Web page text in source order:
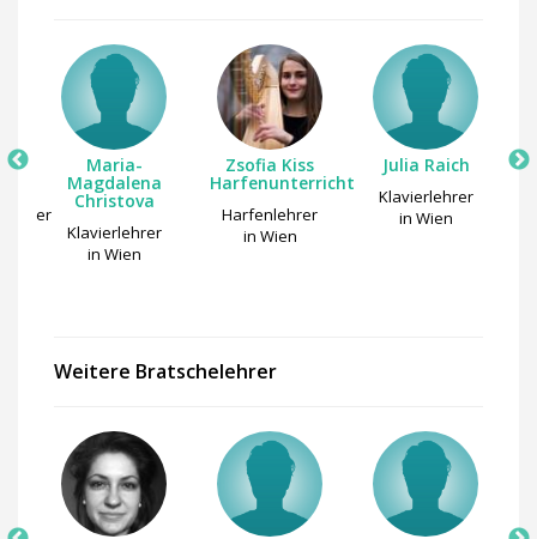
Maria-
Magdalena
Christova
Klavierlehrer
in Wien
Zsofia Kiss
Harfenunterricht
Harfenlehrer
in Wien
Julia Raich
Klavierlehrer
in Wien
Weitere Bratschelehrer